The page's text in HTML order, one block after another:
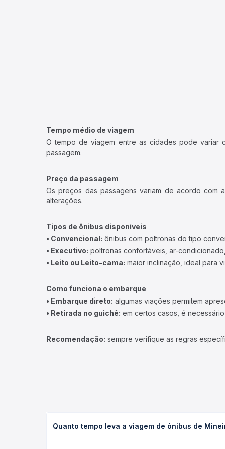
Tempo médio de viagem
O tempo de viagem entre as cidades pode variar
passagem.
Preço da passagem
Os preços das passagens variam de acordo com
alterações.
Tipos de ônibus disponíveis
• Convencional: ônibus com poltronas do tipo
• Executivo: poltronas confortáveis, ar-
• Leito ou Leito-cama: maior inclinação, ideal para
Como funciona o embarque
• Embarque direto: algumas viações permitem
• Retirada no guichê: em certos casos, é
Recomendação: sempre verifique as regras
Quanto tempo leva a viagem de ônibus de